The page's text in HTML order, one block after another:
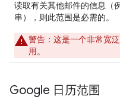
读取有关其他邮件的信息（
串），则此范围是必需的。
警告 ：这是一个非常宽
用。
Google 日历范围